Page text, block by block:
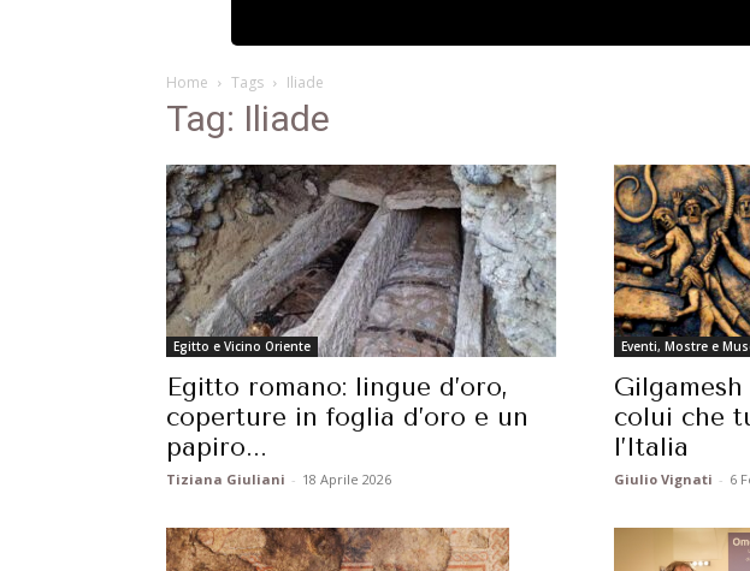
Home Tags Iliade
Tag: Iliade
Egitto e Vicino Oriente
Egitto romano: lingue d’oro,
coperture in foglia d’oro e un
papiro...
Tiziana Giuliani - 18 Aprile 2026
Eventi, Mostre e
Gilgamesh
colui che
l’Italia
Giulio Vignati - 6